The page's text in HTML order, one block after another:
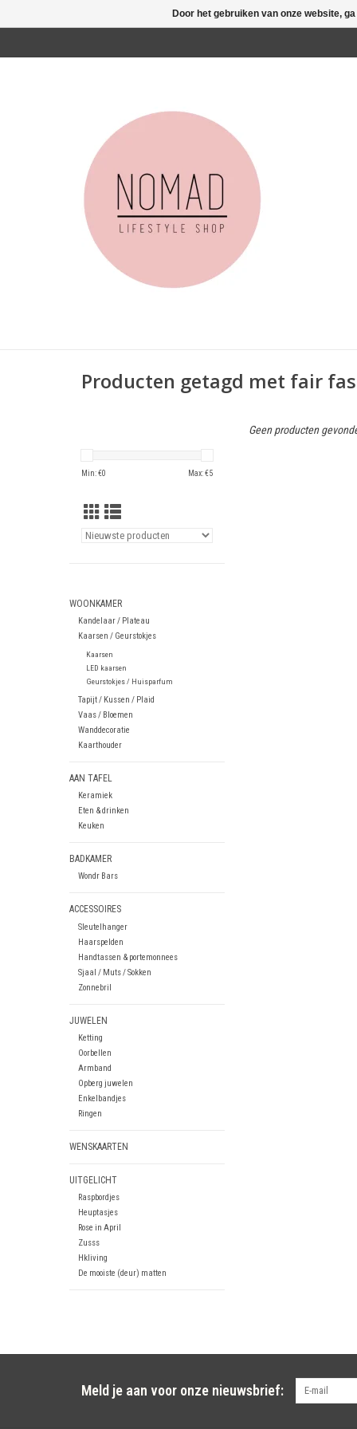
Producten getagd met fair
Min: €0 Max: €5
WOONKAMER
Kandelaar / Plateau
Kaarsen / Geurstokjes
Kaarsen
LED kaarsen
Geurstokjes / Huisparfum
Tapijt / Kussen / Plaid
Vaas / Bloemen
Wanddecoratie
Kaarthouder
AAN TAFEL
Keramiek
Eten & drinken
Keuken
BADKAMER
Wondr Bars
ACCESSOIRES
Sleutelhanger
Haarspelden
Handtassen & portemonnees
Sjaal / Muts / Sokken
Zonnebril
JUWELEN
Ketting
Oorbellen
Armband
Opberg juwelen
Enkelbandjes
Ringen
WENSKAARTEN
UITGELICHT
Raspbordjes
Heuptasjes
Rose in April
Zusss
Hkliving
De mooiste (deur) matten
Geen producten
Meld je aan voor onze nieuwsbrief:
Door het gebruiken van onze website,